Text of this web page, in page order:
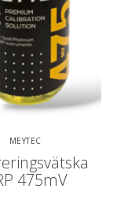
MEYTEC
475mV